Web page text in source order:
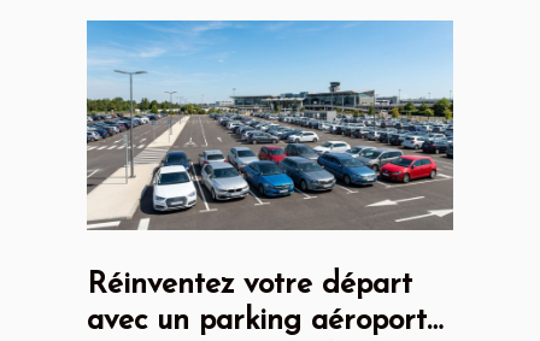
Réinventez votre départ
avec un parking aéroport